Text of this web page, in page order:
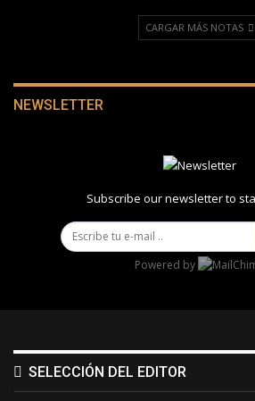
CARGAR MÁS NOTAS
NEWSLETTER
Subscribe our newsletter to
Powered by
SELECCIÓN DEL EDITOR